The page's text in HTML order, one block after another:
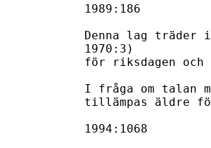
1989:186
Denna lag träder
1970:3)
för riksdagen
I fråga om talan
tillämpas äldre
1994:1068